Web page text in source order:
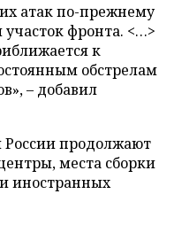
атак по-прежнему
фронта. <…>
к
обстрелам
– добавил
продолжают
места сборки
иностранных